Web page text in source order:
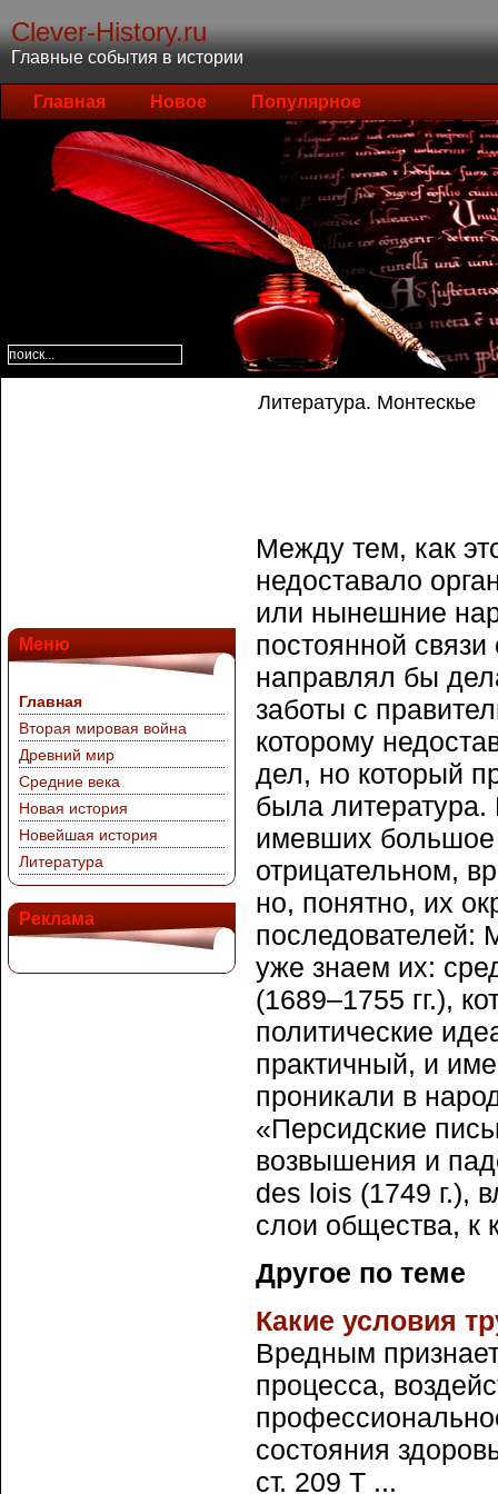
Clever-History.ru
Главные события в истории
Главная Новое Популярное
Меню
Главная
Вторая мировая война
Древний мир
Средние века
Новая история
Новейшая история
Литература
Реклама
Литература. Монтескье
Между тем, как
недоставало
или нынешние
постоянной
направлял бы
заботы с
которому
дел, но который
была
имевших
отрицательном,
но, понятно, их
уже знаем их:
(1689–1755 гг.),
политические
практичный, и
проникали в
«Персидские
возвышения и
des lois (1749 г.),
слои общества, к
Другое по теме
Какие условия
Вредным
процесса,
состояния
ст. 209 Т ...